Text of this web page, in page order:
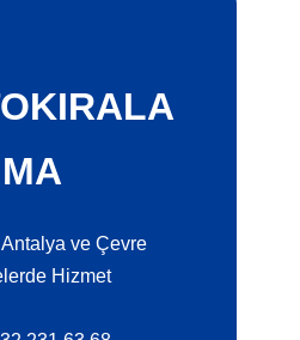
MA
Antalya ve Çevre
Hizmet